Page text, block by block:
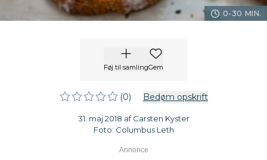
0-30 MIN.
Føj til samlingGem
(0) Bedøm opskrift
31. maj 2018 af Carsten Kyster
Foto: Columbus Leth